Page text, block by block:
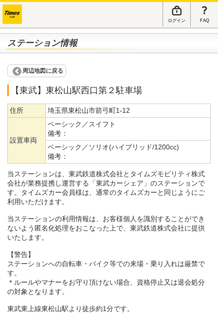
ログイン FAQ
ステーション情報
周辺地図に戻る
【東武】東松山駅西口第２駐車場
住所 埼玉県東松山市箭弓町1-12
設置車両
ベーシック／スイフト
備考：
ベーシック／ソリオ(ハイブリッド/1200cc)
備考：
当ステーションは、東武鉄道株式会社とタイムズモビリティ株式
会社が業務提携し運営する「東武カーシェア」のステーションで
す。タイムズカー会員様は、通常のタイムズカーと同じようにご
利用いただけます。
当ステーションの利用情報は、お客様個人を識別することができ
ないよう匿名化処理をおこなった上で、東武鉄道株式会社に提供
いたします。
【警告】
ステーションへの自転車・バイク等での来場・乗り入れは厳禁で
す。
＊ルールやマナーをお守り頂けない場合、資格停止又は退会処分
の対象となります。
東武東上線東松山駅より徒歩約1分です。